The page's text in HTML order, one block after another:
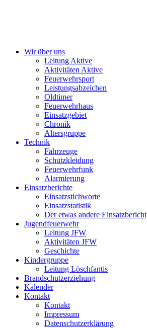
Wir über uns
Leitung Aktive
Aktivitäten Aktive
Feuerwehrsport
Leistungsabzeichen
Oldtimer
Feuerwehrhaus
Einsatzgebiet
Chronik
Altersgruppe
Technik
Fahrzeuge
Schutzkleidung
Feuerwehrfunk
Alarmierung
Einsatzberichte
Einsatzstichworte
Einsatzstatistik
Der etwas andere Einsatzbericht
Jugendfeuerwehr
Leitung JFW
Aktivitäten JFW
Geschichte
Kindergruppe
Leitung Löschfantis
Brandschutzerziehung
Kalender
Kontakt
Kontakt
Impressum
Datenschutzerklärung